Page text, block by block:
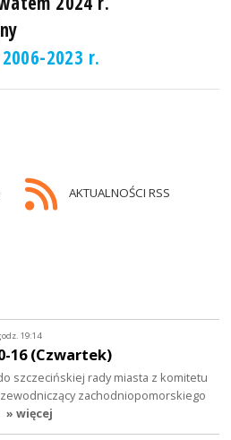
2023 r.
AKTUALNOŚCI RSS
19:14
16 (Czwartek)
szczecińskiej rady miasta z komitetu
zachodniopomorskiego
» więcej